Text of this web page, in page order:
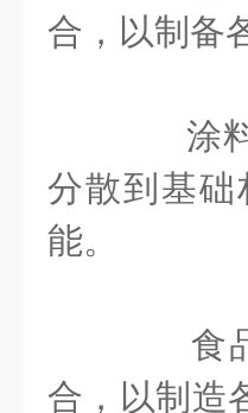
合，以制备
涂料
分散到基
能。
食品
合，以制造